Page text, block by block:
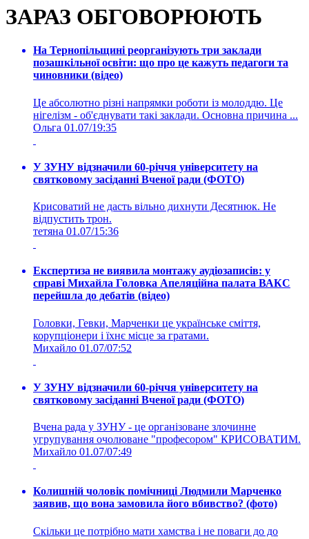
ЗАРАЗ ОБГОВОРЮЮТЬ
На Тернопільщині реорганізують три заклади
позашкільної освіти: що про це кажуть педагоги та
чиновники (відео)
Це абсолютно різні напрямки роботи із молоддю. Це
нігелізм - об'єднувати такі заклади. Основна причина ...
Ольга 01.07/19:35
У ЗУНУ відзначили 60-річчя університету на
святковому засіданні Вченої ради (ФОТО)
Крисоватий не дасть вільно дихнути Десятнюк. Не
відпустить трон.
тетяна 01.07/15:36
Експертиза не виявила монтажу аудіозаписів: у
справі Михайла Головка Апеляційна палата ВАКС
перейшла до дебатів (відео)
Головки, Гевки, Марченки це українське сміття,
корупціонери і їхнє місце за гратами.
Михайло 01.07/07:52
У ЗУНУ відзначили 60-річчя університету на
святковому засіданні Вченої ради (ФОТО)
Вчена рада у ЗУНУ - це організоване злочинне
угрупування очолюване "професором" КРИСОВАТИМ.
Михайло 01.07/07:49
Колишній чоловік помічниці Людмили Марченко
заявив, що вона замовила його вбивство? (фото)
Скільки це потрібно мати хамства і не поваги до до